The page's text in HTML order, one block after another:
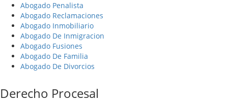
Abogado Penalista
Abogado Reclamaciones
Abogado Inmobiliario
Abogado De Inmigracion
Abogado Fusiones
Abogado De Familia
Abogado De Divorcios
Derecho Procesal